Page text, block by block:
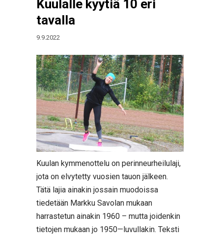
Kuulalle kyytiä 10 eri
tavalla
9.9.2022
Kuulan kymmenottelu on perinneurheilulaji,
jota on elvytetty vuosien tauon jälkeen.
Tätä lajia ainakin jossain muodoissa
tiedetään Markku Savolan mukaan
harrastetun ainakin 1960 – mutta joidenkin
tietojen mukaan jo 1950—luvullakin. Teksti